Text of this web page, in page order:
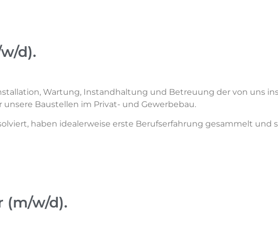
d).
Wartung, Instandhaltung und Betreuung der von uns
Baustellen im Privat- und Gewerbebau.
haben idealerweise erste Berufserfahrung gesammelt und
(m/w/d).